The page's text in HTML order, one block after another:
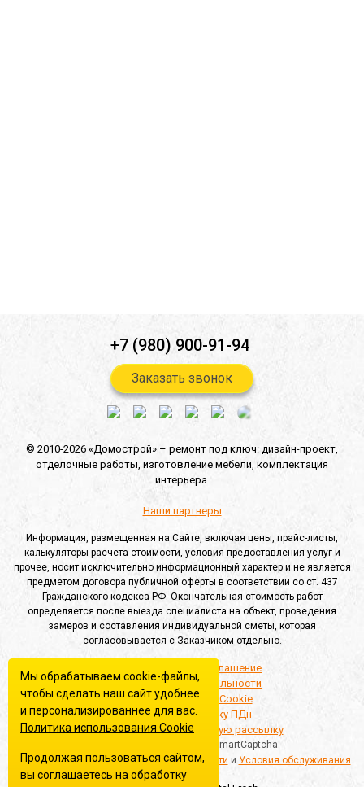
© 2010-2026 «Домострой» – ремонт под ключ: дизайн-проект,
отделочные работы, изготовление мебели, комплектация
интерьера.
Наши партнеры
+7 (980) 900-91-94
Заказать звонок
Информация, размещенная на Сайте, включая цены, прайс-листы,
калькуляторы расчета стоимости, условия предоставления услуг и
прочее, носит исключительно информационный характер и не является
предметом договора публичной оферты в соответствии со ст. 437
Гражданского кодекса РФ. Окончательная стоимость работ
определяется после выезда специалиста на объект, проведения
замеров и составления индивидуальной сметы, которая
согласовывается с Заказчиком отдельно.
Пользовательское соглашение
Политика конфиденциальности
Политика обработки Cookie
Согласие на обработку ПДн
Согласие на информационную рассылку
Этот сайт защищён Yandex SmartCaptcha.
ПрименяютсяПолитика конфиденциальности и Условия обслуживания
Мы обрабатываем cookie-файлы,
чтобы сделать наш сайт удобнее
и персонализированнее для вас.
Политика использования Сookie
Продолжая пользоваться сайтом,
вы соглашаетесь на обработку